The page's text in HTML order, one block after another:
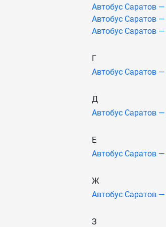
Автобус Саратов —
Автобус Саратов —
Автобус Саратов —
Г
Автобус Саратов —
Д
Автобус Саратов —
Е
Автобус Саратов —
Ж
Автобус Саратов —
З